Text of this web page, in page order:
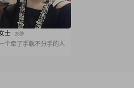
士 28岁
个牵了手就不分手的人